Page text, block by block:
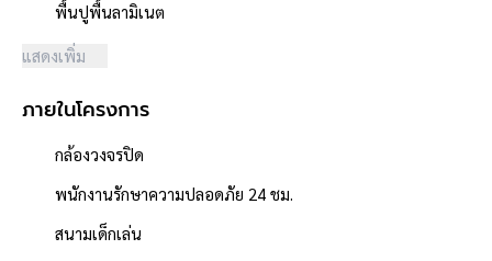
ระบบไฟ
- สายเมนไฟฟ้าภายนอกอาคาร
- ตู้ควบคุม
- สายดิน
- สวิซ์ + เต้ารับ
**จุดเด่นโครงการ–สภาพแวดล้อม**
- โครงการได้รับอนุญาตจัดสรรถูกต้อง
พื้นปูพื้นลามิเนต
แสดงเพิ่ม
ภายในโครงการ
กล้องวงจรปิด
พนักงานรักษาความปลอดภัย 24 ชม.
สนามเด็กเล่น